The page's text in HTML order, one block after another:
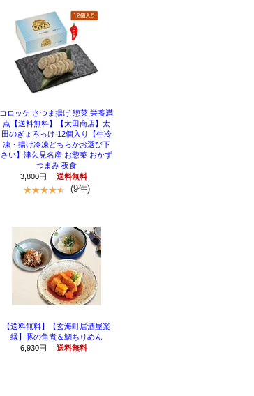
コロッケ さつま揚げ 惣菜 栄養満
点【送料無料】【太田商店】太
田のぎょろっけ 12個入り【生冷
凍・揚げ冷凍どちらかお選び下
さい】津久見名産 お惣菜 おかず
つまみ 夜食
3,800円
送料無料
(9件)
【送料無料】【玄海町居酒屋楽
縁】豚の角煮＆鯛ちりめん
6,930円
送料無料